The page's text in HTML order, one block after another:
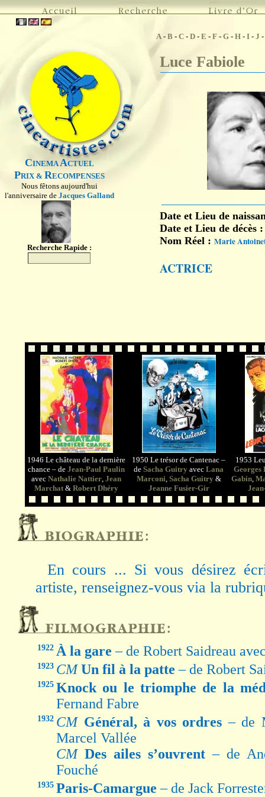
CINEMAACTUEL
PRIX & RECOMPENSES
Nous fêtons aujourd'hui
l'anniversaire de Jacques Galland
Recherche Rapide :
A- B - C - D - E - F - G - H - I - J -
Luce Fabiole
Date et Lieu de
Date et Lieu de décès
Nom Réel : Marie
ACTRICE
1946 Le château de la dernière
chance – de Jean-Paul Paulin
avec Nathalie Nattier, Jean
Marchat & Robert Dhéry
1950 Le trésor de Cantenac –
de Sacha Guitry avec Lana
Marconi, Sacha Guitry &
Jeanne Fusier-Gir
1953
Georges
Gabin,
En cours ... Si vous désirez
artiste, renseignez-vous via la
1922 À la gare– de Robert Saidreau
1923 CM Un fil à la patte– de Robert
1925 Knock ou le triomphe de la
Fernand Fabre
1932 CM Général, à vos ordres– de
Marcel Vallée
CM Des ailes s’ouvrent– de
Fouché
1935 Paris-Camargue– de Jack